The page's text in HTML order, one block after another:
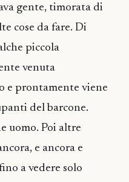
gente, timorata di
cose da fare. Di
piccola
venuta
e prontamente viene
del barcone.
uomo. Poi altre
e ancora e
a vedere solo